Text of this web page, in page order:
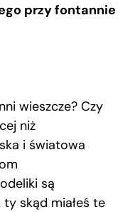
przy fontannie
wieszcze? Czy
niż
i światowa
są
ty skąd miałeś te